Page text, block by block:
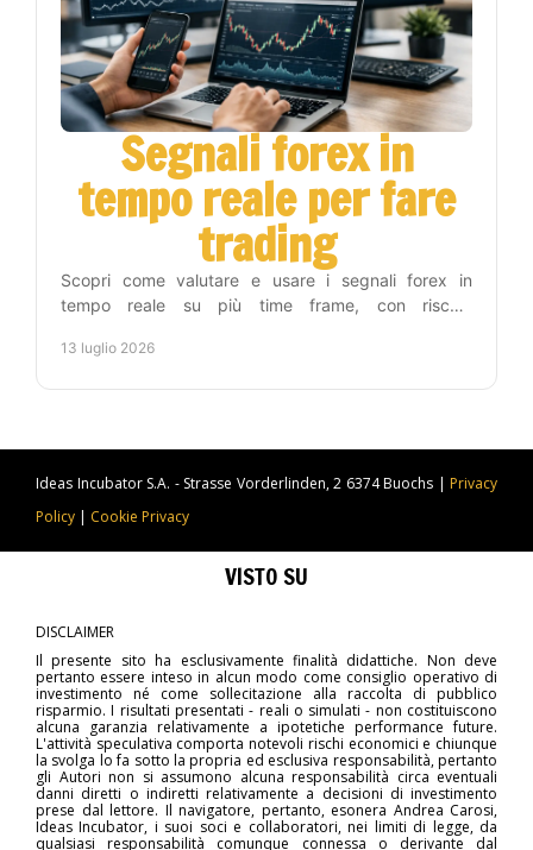
Segnali forex in
tempo reale per fare
trading
Scopri come valutare e usare i segnali forex in
tempo reale su più time frame, con rischio
lavora.
13 luglio 2026
Ideas Incubator S.A. - Strasse Vorderlinden, 2 6374 Buochs | Privacy
Policy | Cookie Privacy
VISTO SU
DISCLAIMER
Il presente sito ha esclusivamente finalità didattiche. Non deve
pertanto essere inteso in alcun modo come consiglio operativo di
investimento né come sollecitazione alla raccolta di pubblico
risparmio. I risultati presentati - reali o simulati - non costituiscono
alcuna garanzia relativamente a ipotetiche performance future.
L'attività speculativa comporta notevoli rischi economici e chiunque
la svolga lo fa sotto la propria ed esclusiva responsabilità, pertanto
gli Autori non si assumono alcuna responsabilità circa eventuali
danni diretti o indiretti relativamente a decisioni di investimento
prese dal lettore. Il navigatore, pertanto, esonera Andrea Carosi,
Ideas Incubator, i suoi soci e collaboratori, nei limiti di legge, da
qualsiasi responsabilità comunque connessa o derivante dal